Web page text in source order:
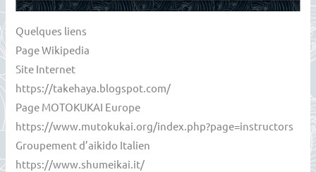
Quelques liens
Page Wikipedia
Site Internet
https://takehaya.blogspot.com/
Page MOTOKUKAI Europe
https://www.mutokukai.org/index.php?page=instructors
Groupement d’aikido Italien
https://www.shumeikai.it/